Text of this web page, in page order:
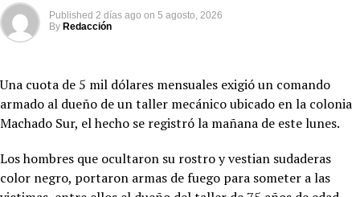
Published 2 días ago on 5 agosto, 2026
By Redacción
Una cuota de 5 mil dólares mensuales exigió un comando
armado al dueño de un taller mecánico ubicado en la colonia
Machado Sur, el hecho se registró la mañana de este lunes.
Los hombres que ocultaron su rostro y vestian sudaderas
color negro, portaron armas de fuego para someter a las